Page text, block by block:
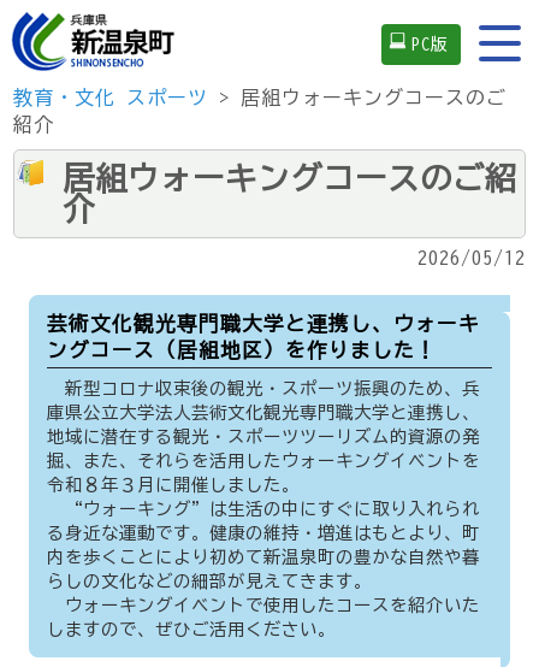
PC版
教育・文化 スポーツ
> 居組ウォーキングコースのご
紹介
居組ウォーキングコースのご紹
介
2026/05/12
芸術文化観光専門職大学と連携し、ウォーキ
ングコース（居組地区）を作りました！
新型コロナ収束後の観光・スポーツ振興のため、兵
庫県公立大学法人芸術文化観光専門職大学と連携し、
地域に潜在する観光・スポーツツーリズム的資源の発
掘、また、それらを活用したウォーキングイベントを
令和８年３月に開催しました。
“ウォーキング”は生活の中にすぐに取り入れられ
る身近な運動です。健康の維持・増進はもとより、町
内を歩くことにより初めて新温泉町の豊かな自然や暮
らしの文化などの細部が見えてきます。
ウォーキングイベントで使用したコースを紹介いた
しますので、ぜひご活用ください。